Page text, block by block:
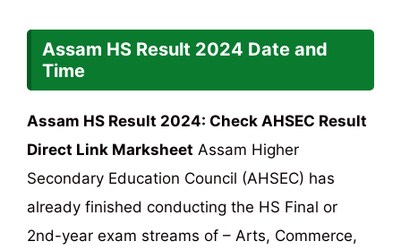
Assam HS Result 2024 Date and
Time
Assam HS Result 2024: Check AHSEC Result
Direct Link Marksheet Assam Higher
Secondary Education Council (AHSEC) has
already finished conducting the HS Final or
2nd-year exam streams of – Arts, Commerce,